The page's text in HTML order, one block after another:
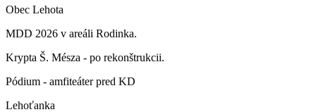
Obec Lehota
MDD 2026 v areáli Rodinka.
Krypta Š. Mésza - po rekonštrukcii.
Pódium - amfiteáter pred KD
Lehoťanka